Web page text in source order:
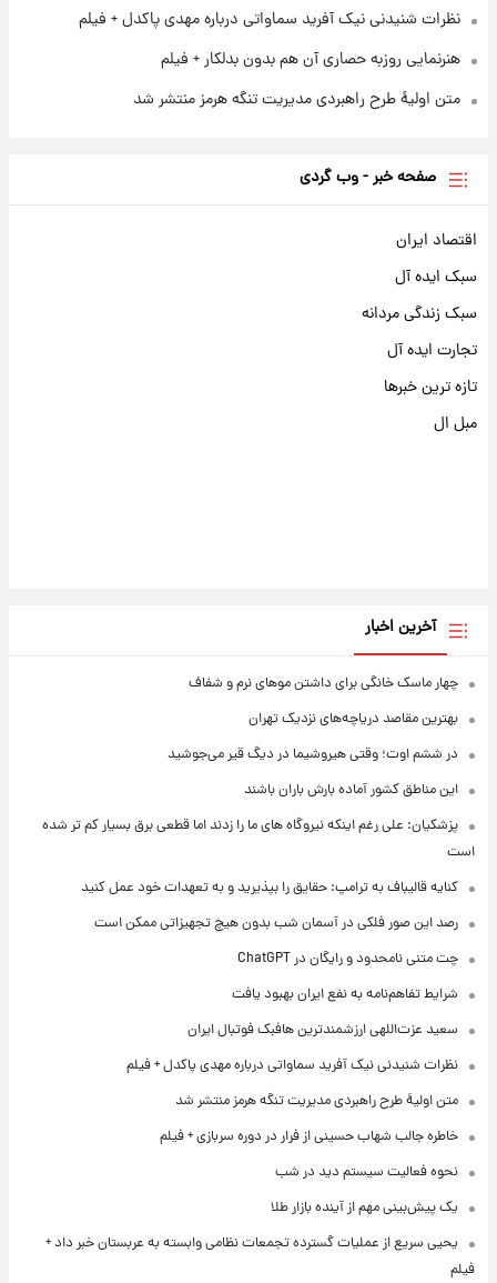
نظرات شنیدنی نیک آفرید سماواتی درباره مهدی پاکدل + فیلم
هنرنمایی روزبه حصاری آن هم بدون بدلکار + فیلم
متن اولیۀ طرح راهبردی مدیریت تنگه هرمز منتشر شد
صفحه خبر - وب گردی
اقتصاد ایران
سبک ایده آل
سبک زندگی مردانه
تجارت ایده آل
تازه ترین خبرها
مبل ال
آخرین اخبار
چهار ماسک خانگی برای داشتن موهای نرم و شفاف
بهترین مقاصد دریاچه‌های نزدیک تهران
در ششم اوت؛ وقتی هیروشیما در دیگ قیر می‌جوشید
این مناطق کشور آماده بارش باران باشند
پزشکیان: علی رغم اینکه نیروگاه های ما را زدند اما قطعی برق بسیار کم تر شده
است
کنایه قالیباف به ترامپ: حقایق را بپذیرید و به تعهدات خود عمل کنید
رصد این صور فلکی در آسمان شب بدون هیچ تجهیزاتی ممکن است
چت متنی نامحدود و رایگان در ChatGPT
شرایط تفاهم‌نامه به نفع ایران بهبود یافت
سعید عزت‌اللهی ارزشمندترین هافبک فوتبال ایران
نظرات شنیدنی نیک آفرید سماواتی درباره مهدی پاکدل + فیلم
متن اولیۀ طرح راهبردی مدیریت تنگه هرمز منتشر شد
خاطره جالب شهاب حسینی از فرار در دوره سربازی + فیلم
نحوه فعالیت سیستم دید در شب
یک پیش‌بینی مهم از آینده بازار طلا
یحیی سریع از عملیات گسترده تجمعات نظامی وابسته به عربستان خبر داد +
فیلم